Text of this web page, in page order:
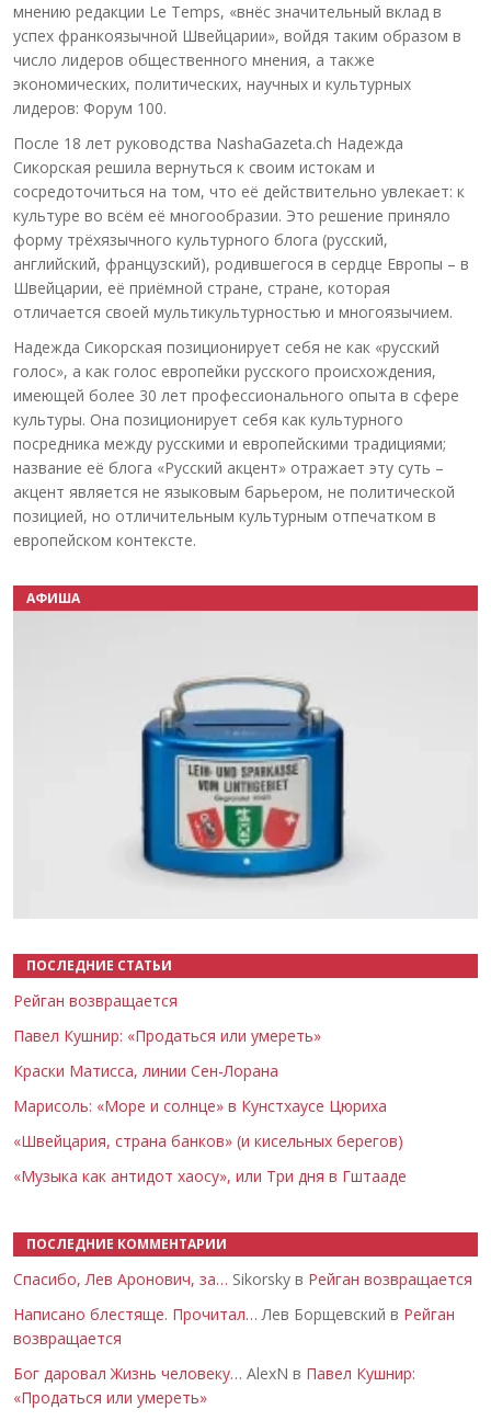
мнению редакции Le Temps, «внёс значительный вклад в
успех франкоязычной Швейцарии», войдя таким образом в
число лидеров общественного мнения, а также
экономических, политических, научных и культурных
лидеров: Форум 100.
После 18 лет руководства NashaGazeta.ch Надежда
Сикорская решила вернуться к своим истокам и
сосредоточиться на том, что её действительно увлекает: к
культуре во всём её многообразии. Это решение приняло
форму трёхязычного культурного блога (русский,
английский, французский), родившегося в сердце Европы – в
Швейцарии, её приёмной стране, стране, которая
отличается своей мультикультурностью и многоязычием.
Надежда Сикорская позиционирует себя не как «русский
голос», а как голос европейки русского происхождения,
имеющей более 30 лет профессионального опыта в сфере
культуры. Она позиционирует себя как культурного
посредника между русскими и европейскими традициями;
название её блога «Русский акцент» отражает эту суть –
акцент является не языковым барьером, не политической
позицией, но отличительным культурным отпечатком в
европейском контексте.
АФИША
ПОСЛЕДНИЕ СТАТЬИ
Рейган возвращается
Павел Кушнир: «Продаться или умереть»
Краски Матисса, линии Сен-Лорана
Марисоль: «Море и солнце» в Кунстхаусе Цюриха
«Швейцария, страна банков» (и кисельных берегов)
«Музыка как антидот хаосу», или Три дня в Гштааде
ПОСЛЕДНИЕ КОММЕНТАРИИ
Спасибо, Лев Аронович, за… Sikorsky в Рейган возвращается
Написано блестяще. Прочитал… Лев Борщевский в Рейган
возвращается
Бог даровал Жизнь человеку… AlexN в Павел Кушнир:
«Продаться или умереть»